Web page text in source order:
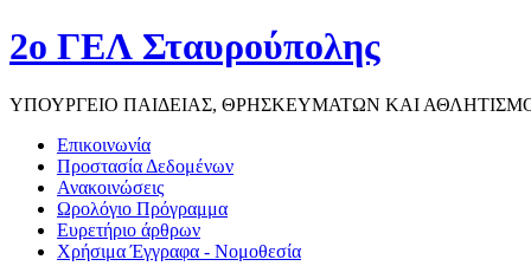
2ο ΓΕΛ Σταυρούπολης
ΥΠΟΥΡΓΕΙΟ ΠΑΙΔΕΙΑΣ, ΘΡΗΣΚΕΥΜΑΤΩΝ ΚΑΙ
Επικοινωνία
Προστασία Δεδομένων
Ανακοινώσεις
Ωρολόγιο Πρόγραμμα
Ευρετήριο άρθρων
Χρήσιμα Έγγραφα - Νομοθεσία